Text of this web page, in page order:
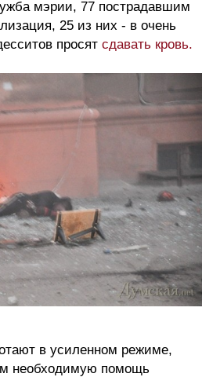
мэрии, 77 пострадавшим
25 из них - в очень
просят сдавать кровь.
в усиленном режиме,
необходимую помощь